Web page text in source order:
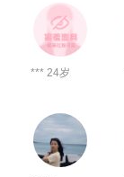
*** 24岁